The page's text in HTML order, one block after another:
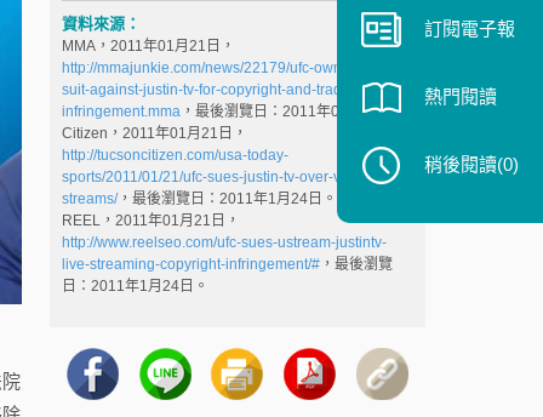
資料來源：
MMA，2011年01月21日，
http://mmajunkie.com/news/22179/ufc-owners-file-
suit-against-justin-tv-for-copyright-and-trademark-
infringement.mma，最後瀏覽日：2011年01月24日。
Citizen，2011年01月21日，
http://tucsoncitizen.com/usa-today-
sports/2011/01/21/ufc-sues-justin-tv-over-video-
streams/，最後瀏覽日：2011年1月24日。
REEL，2011年01月21日，
http://www.reelseo.com/ufc-sues-ustream-justintv-
live-streaming-copyright-infringement/#，最後瀏覽
日：2011年1月24日。
訂閱電子報
熱門閱讀
稍後閱讀(0)